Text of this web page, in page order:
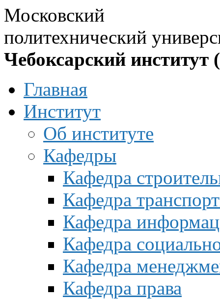
Московский
политехнический
Чебоксарский институт
Главная
Институт
Об институте
Кафедры
Кафедра
Кафедра
Кафедра
Кафедра
Кафедра
Кафедра права